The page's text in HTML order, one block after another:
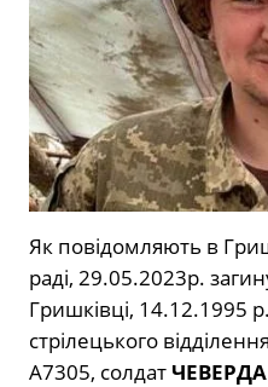
Як повідомляють в
раді, 29.05.2023р.
Гришківці, 14.12.1995
стрілецького
А7305, солдат